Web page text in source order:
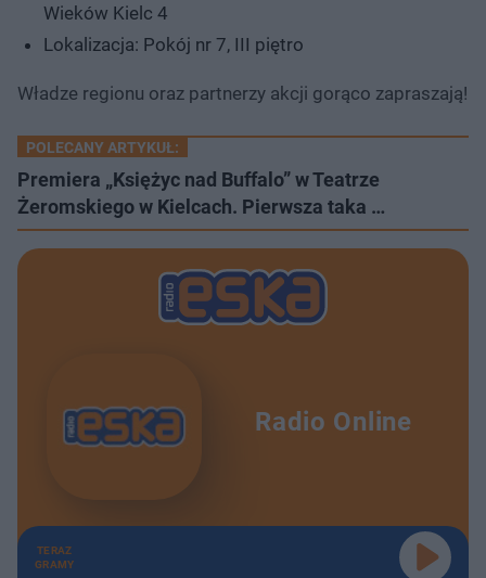
Wieków Kielc 4
Lokalizacja: Pokój nr 7, III piętro
Władze regionu oraz partnerzy akcji gorąco zapraszają!
POLECANY ARTYKUŁ:
Premiera „Księżyc nad Buffalo” w Teatrze
Żeromskiego w Kielcach. Pierwsza taka …
Radio Online
TERAZ
GRAMY